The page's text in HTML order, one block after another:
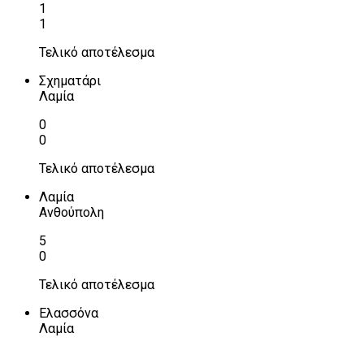
1
1
Τελικό αποτέλεσμα
Σχηματάρι
Λαμία
0
0
Τελικό αποτέλεσμα
Λαμία
Ανθούπολη
5
0
Τελικό αποτέλεσμα
Ελασσόνα
Λαμία